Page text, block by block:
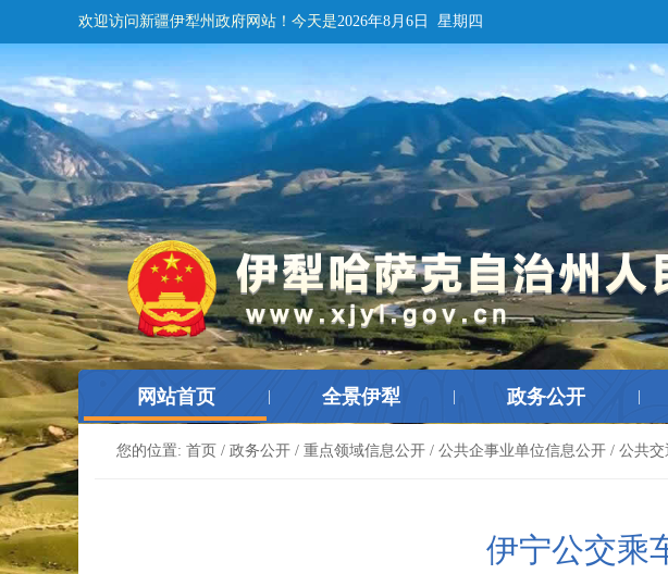
欢迎访问新疆伊犁州政府网站！ 今天是2026年8月6日 星期四
网站首页 全景伊犁 政务公开
您的位置: 首页 / 政务公开 / 重点领域信息公开 / 公共企事业单位信息公开 / 公共交
伊宁公交乘